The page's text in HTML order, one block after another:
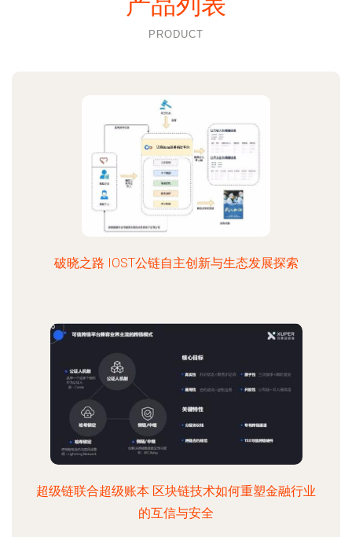
PRODUCT
破晓之路 IOST公链自主创新与生态发展探索
超级链联合超级账本 区块链技术如何重塑金融行业
的互信与安全